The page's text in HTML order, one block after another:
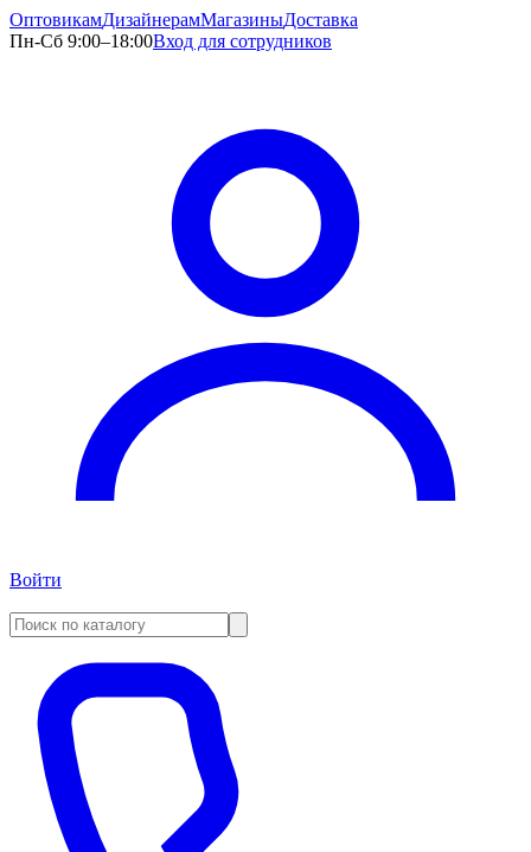
ОптовикамДизайнерамМагазиныДоставка
Пн-Сб 9:00–18:00Вход для сотрудников
Войти